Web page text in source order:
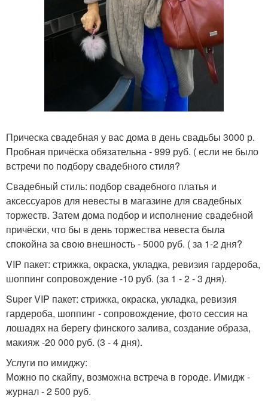
Прическа свадебная у вас дома в день свадьбы 3000 р.
Пробная причёска обязательна - 999 руб. ( если не было
встречи по подбору свадебного стиля?
Свадебный стиль: подбор свадебного платья и
аксессуаров для невесты в магазине для свадебных
торжеств. Затем дома подбор и исполнение свадебной
причёски, что бы в день торжества невеста была
спокойна за свою внешность - 5000 руб. ( за 1-2 дня?
VIP пакет: стрижка, окраска, укладка, ревизия гардероба,
шоппинг сопровождение -10 руб. (за 1 - 2 - 3 дня).
Super VIP пакет: стрижка, окраска, укладка, ревизия
гардероба, шоппинг - сопровождение, фото сессия на
лошадях на берегу финского залива, создание образа,
макияж -20 000 руб. (3 - 4 дня).
Услуги по имиджу:
Можно по скайпу, возможна встреча в городе. Имидж -
журнал - 2 500 руб.